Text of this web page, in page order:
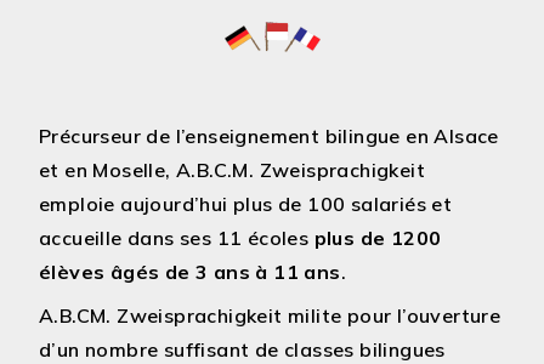
Précurseur de l’enseignement bilingue en Alsace
et en Moselle, A.B.C.M. Zweisprachigkeit
emploie aujourd’hui plus de 100 salariés et
accueille dans ses 11 écoles plus de 1200
élèves âgés de 3 ans à 11 ans.
A.B.CM. Zweisprachigkeit milite pour l’ouverture
d’un nombre suffisant de classes bilingues